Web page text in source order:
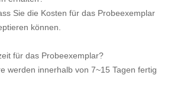
Sie die Kosten für das Probeexemplar
können.
für das Probeexemplar?
werden innerhalb von 7~15 Tagen fertig